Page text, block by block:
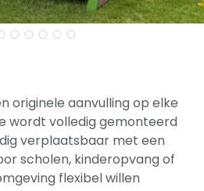
originele aanvulling op elke
wordt volledig gemonteerd
verplaatsbaar met een
scholen, kinderopvang of
flexibel willen